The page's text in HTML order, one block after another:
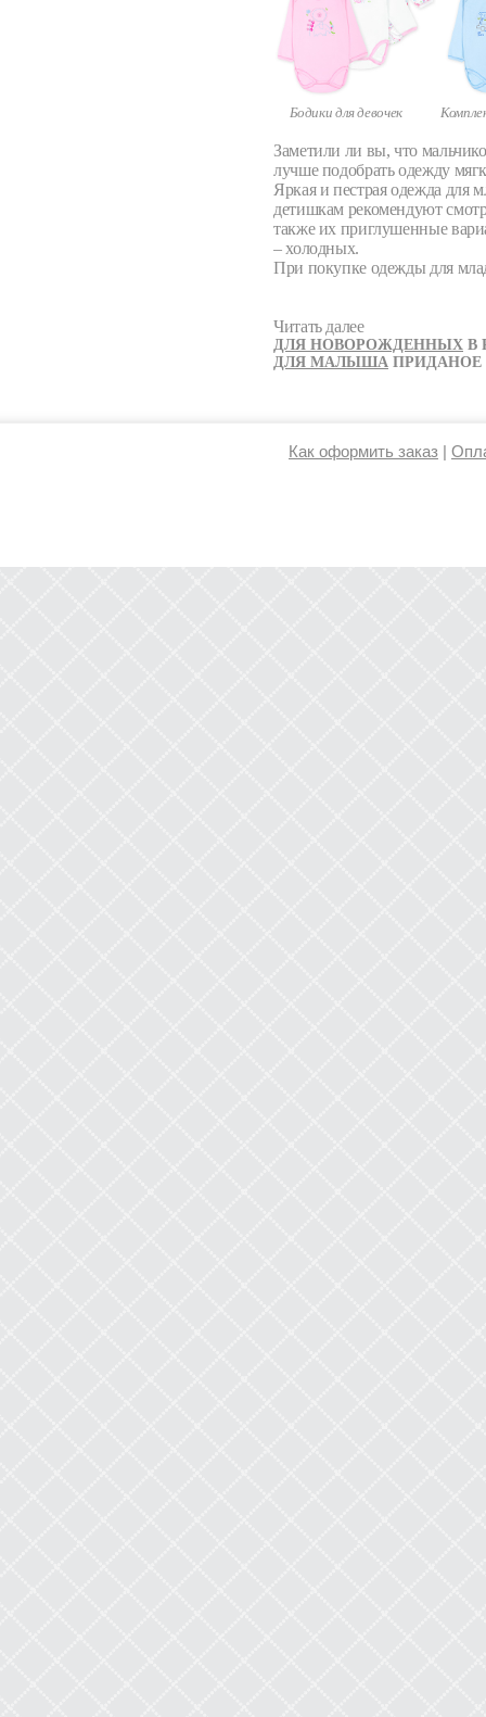
Бодики для девочек
Заметили ли вы, что
лучше подобрать одежду
Яркая и пестрая одежда для
детишкам рекомендуют
также их приглушенные
– холодных.
При покупке одежды для
Читать далее
ДЛЯ НОВОРОЖДЕННЫХ В
ДЛЯ МАЛЫША ПРИДАНОЕ
Как оформить заказ |